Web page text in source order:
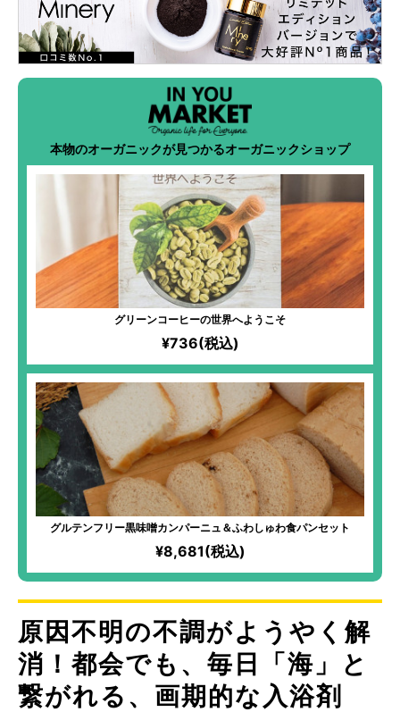
本物のオーガニックが見つかるオーガニックショップ
グリーンコーヒーの世界へようこそ
¥736(税込)
グルテンフリー黒味噌カンパーニュ＆ふわしゅわ食パンセット
¥8,681(税込)
原因不明の不調がようやく解
消！都会でも、毎日「海」と
繋がれる、画期的な入浴剤